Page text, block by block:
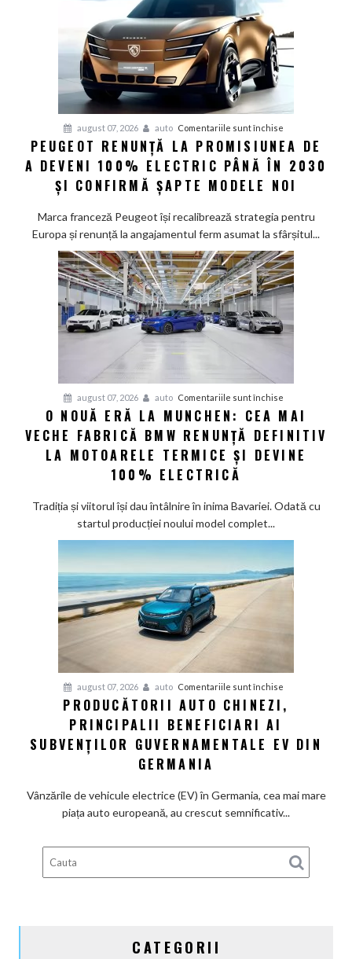
august 07, 2026 auto Comentariile sunt închise
Peugeot
renunță
la
de
a
100%
electric
până
2030
șapte
noi
PEUGEOT RENUNȚĂ LA PROMISIUNEA DE
A DEVENI 100% ELECTRIC PÂNĂ ÎN 2030
ȘI CONFIRMĂ ȘAPTE MODELE NOI
Marca franceză Peugeot își recalibrează strategia pentru
Europa și renunță la angajamentul ferm asumat la sfârșitul...
august 07, 2026 auto Comentariile sunt închise
O
nouă
eră
Cea
BMW
renunță
și
100%
O NOUĂ ERĂ LA MUNCHEN: CEA MAI
VECHE FABRICĂ BMW RENUNȚĂ DEFINITIV
LA MOTOARELE TERMICE ȘI DEVINE
100% ELECTRICĂ
Tradiția și viitorul își dau întâlnire în inima Bavariei. Odată cu
startul producției noului model complet...
august 07, 2026 auto Comentariile sunt închise
chinezi,
din
Germania
PRODUCĂTORII AUTO CHINEZI,
PRINCIPALII BENEFICIARI AI
SUBVENȚILOR GUVERNAMENTALE EV DIN
GERMANIA
Vânzările de vehicule electrice (EV) în Germania, cea mai mare
piața auto europeană, au crescut semnificativ...
CATEGORII